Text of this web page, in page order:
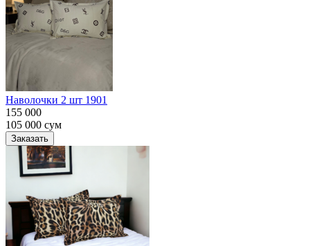
Наволочки 2 шт 1901
155 000
105 000 сум
Заказать